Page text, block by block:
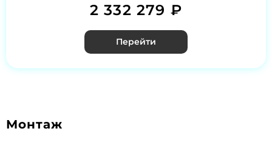
2 332 279 ₽
Перейти
Монтаж